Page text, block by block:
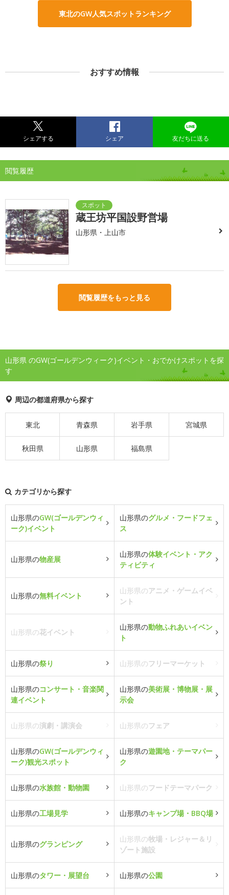
東北のGW人気スポットランキング
おすすめ情報
シェアする シェア 友だちに送る
閲覧履歴
蔵王坊平国設野営場
山形県・上山市
閲覧履歴をもっと見る
山形県 のGW(ゴールデンウィーク)イベント・おでかけスポットを探
す
周辺の都道府県から探す
東北 青森県 岩手県 宮城県
秋田県 山形県 福島県
カテゴリから探す
山形県のGW(ゴールデンウィ
ーク)イベント
山形県のグルメ・フードフェ
ス
山形県の物産展
山形県の体験イベント・アク
ティビティ
山形県の無料イベント
山形県のアニメ・ゲームイベ
ント
山形県の花イベント
山形県の動物ふれあいイベン
ト
山形県の祭り 山形県のフリーマーケット
山形県のコンサート・音楽関
連イベント
山形県の美術展・博物展・展
示会
山形県の演劇・講演会 山形県のフェア
山形県のGW(ゴールデンウィ
ーク)観光スポット
山形県の遊園地・テーマパー
ク
山形県の水族館・動物園 山形県のフードテーマパーク
山形県の工場見学 山形県のキャンプ場・BBQ場
山形県のグランピング
山形県の牧場・レジャー＆リ
ゾート施設
山形県のタワー・展望台 山形県の公園